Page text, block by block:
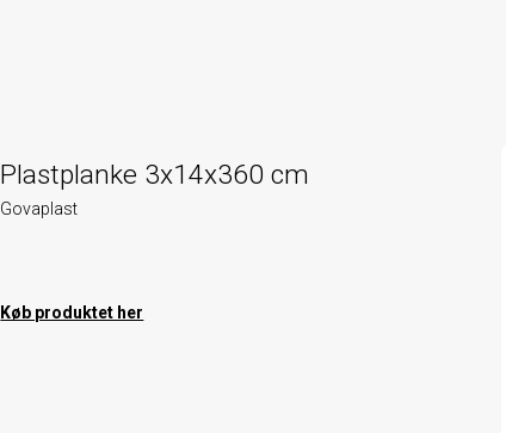
Plastplanke 3x14x360 cm
Govaplast
Køb produktet her